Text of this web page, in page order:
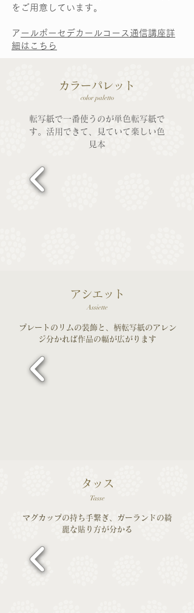
をご用意しています。
​ アールポーセデカールコース通信講座詳
細はこちら
カラーパレット
color paletto
転写紙で一番使うのが単色転写紙で
す。活用できて、見ていて楽しい色
見本
アシエット
Assiette
プレートのリムの装飾と、柄転写紙のアレン
ジ分かれば作品の幅が広がります
タッス
Tasse
マグカップの持ち手繋ぎ、ガーランドの綺
麗な貼り方が分かる